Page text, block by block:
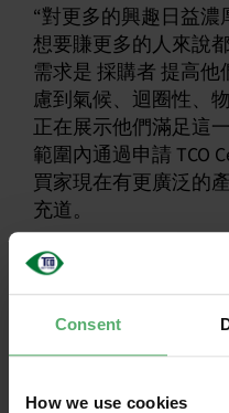
Consent
How we use cookies
“對更多的興趣日益濃
想要賺更多的人來說
需求是 採購者 提高
慮到氣候、迴圈性、
正在展示他們滿足這
範圍內通過申請 TCO
買家現在有更廣泛的
充道。
所有證書的背後是每
準。每年，經過認證
小時進行產品測試和
所有認證產品均可在